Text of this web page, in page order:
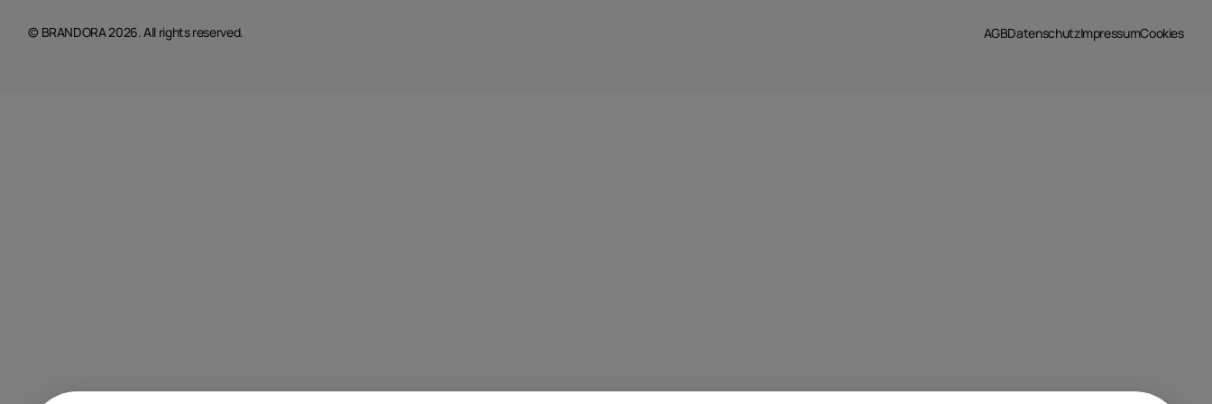
© BRANDORA 2026. All rights reserved. AGBDatenschutzImpressumCookies